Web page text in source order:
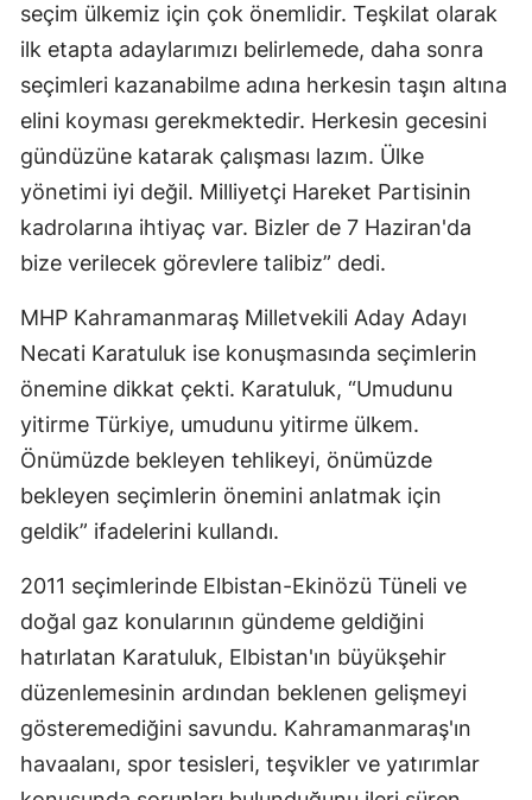
seçim ülkemiz için çok önemlidir. Teşkilat olarak
ilk etapta adaylarımızı belirlemede, daha sonra
seçimleri kazanabilme adına herkesin taşın altına
elini koyması gerekmektedir. Herkesin gecesini
gündüzüne katarak çalışması lazım. Ülke
yönetimi iyi değil. Milliyetçi Hareket Partisinin
kadrolarına ihtiyaç var. Bizler de 7 Haziran'da
bize verilecek görevlere talibiz” dedi.
MHP Kahramanmaraş Milletvekili Aday Adayı
Necati Karatuluk ise konuşmasında seçimlerin
önemine dikkat çekti. Karatuluk, “Umudunu
yitirme Türkiye, umudunu yitirme ülkem.
Önümüzde bekleyen tehlikeyi, önümüzde
bekleyen seçimlerin önemini anlatmak için
geldik” ifadelerini kullandı.
2011 seçimlerinde Elbistan-Ekinözü Tüneli ve
doğal gaz konularının gündeme geldiğini
hatırlatan Karatuluk, Elbistan'ın büyükşehir
düzenlemesinin ardından beklenen gelişmeyi
gösteremediğini savundu. Kahramanmaraş'ın
havaalanı, spor tesisleri, teşvikler ve yatırımlar